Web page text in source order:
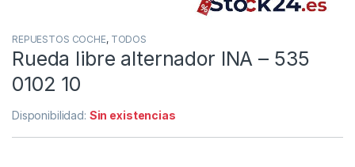
REPUESTOS COCHE, TODOS
Rueda libre alternador INA – 535
0102 10
Disponibilidad: Sin existencias